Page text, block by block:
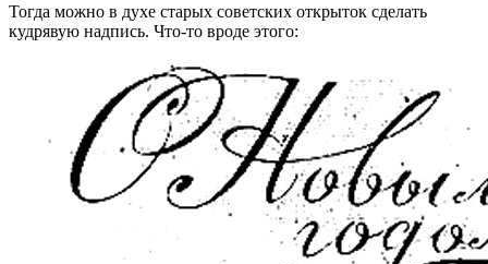
Тогда можно в духе старых советских открыток сделать
кудрявую надпись. Что-то вроде этого: